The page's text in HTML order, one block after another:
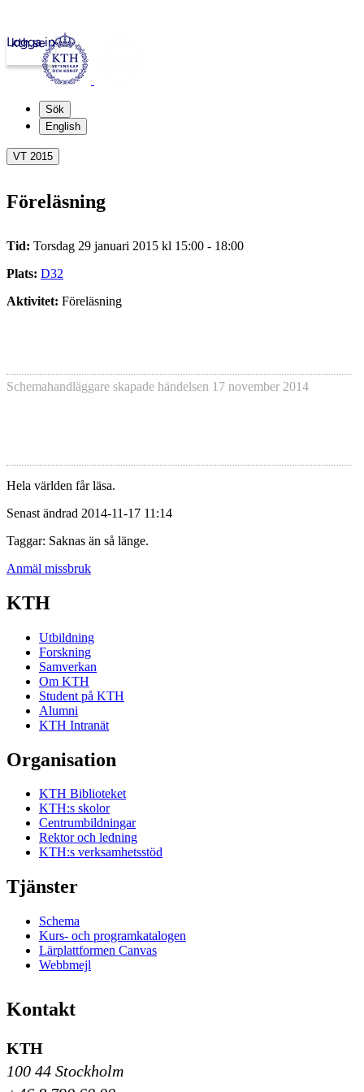
kth.se
Logga in
Sök
English
VT 2015
Föreläsning
Tid: Torsdag 29 januari 2015 kl 15:00 - 18:00
Plats: D32
Aktivitet: Föreläsning
Schemahandläggare skapade händelsen 17 november 2014
Hela världen får läsa.
Senast ändrad 2014-11-17 11:14
Taggar: Saknas än så länge.
Anmäl missbruk
KTH
Utbildning
Forskning
Samverkan
Om KTH
Student på KTH
Alumni
KTH Intranät
Organisation
KTH Biblioteket
KTH:s skolor
Centrumbildningar
Rektor och ledning
KTH:s verksamhetsstöd
Tjänster
Schema
Kurs- och programkatalogen
Lärplattformen Canvas
Webbmejl
Kontakt
KTH
100 44 Stockholm